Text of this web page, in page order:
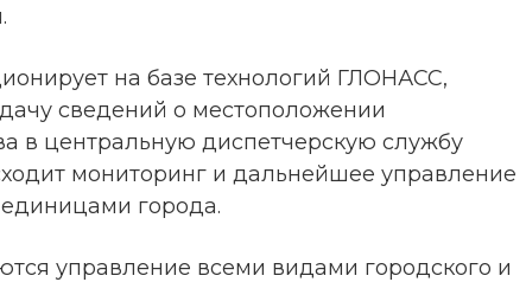
на базе технологий ГЛОНАСС,
сведений о местоположении
в центральную диспетчерскую службу
мониторинг и дальнейшее управление
города.
управление всеми видами городского и